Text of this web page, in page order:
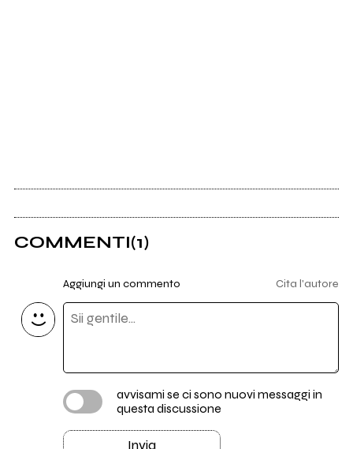
COMMENTI(1)
Aggiungi un commento Cita l'autore
avvisami se ci sono nuovi messaggi in
questa discussione
Invia